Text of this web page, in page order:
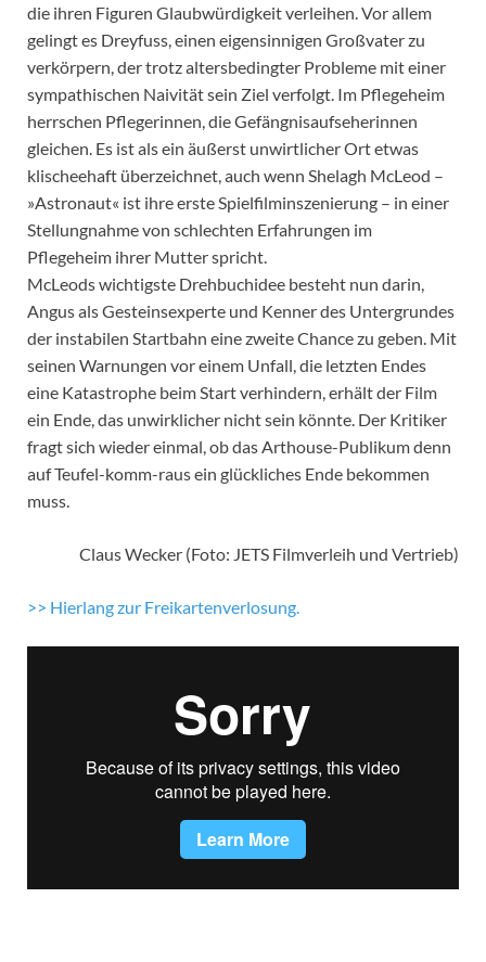
die ihren Figuren Glaubwürdigkeit verleihen. Vor allem
gelingt es Dreyfuss, einen eigensinnigen Großvater zu
verkörpern, der trotz altersbedingter Probleme mit einer
sympathischen Naivität sein Ziel verfolgt. Im Pflegeheim
herrschen Pflegerinnen, die Gefängnisaufseherinnen
gleichen. Es ist als ein äußerst unwirtlicher Ort etwas
klischeehaft überzeichnet, auch wenn Shelagh McLeod –
»Astronaut« ist ihre erste Spielfilminszenierung – in einer
Stellungnahme von schlechten Erfahrungen im
Pflegeheim ihrer Mutter spricht.
McLeods wichtigste Drehbuchidee besteht nun darin,
Angus als Gesteinsexperte und Kenner des Untergrundes
der instabilen Startbahn eine zweite Chance zu geben. Mit
seinen Warnungen vor einem Unfall, die letzten Endes
eine Katastrophe beim Start verhindern, erhält der Film
ein Ende, das unwirklicher nicht sein könnte. Der Kritiker
fragt sich wieder einmal, ob das Arthouse-Publikum denn
auf Teufel-komm-raus ein glückliches Ende bekommen
muss.
Claus Wecker (Foto: JETS Filmverleih und Vertrieb)
>> Hierlang zur Freikartenverlosung.